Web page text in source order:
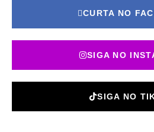
CURTA NO
SIGA NO
SIGA NO